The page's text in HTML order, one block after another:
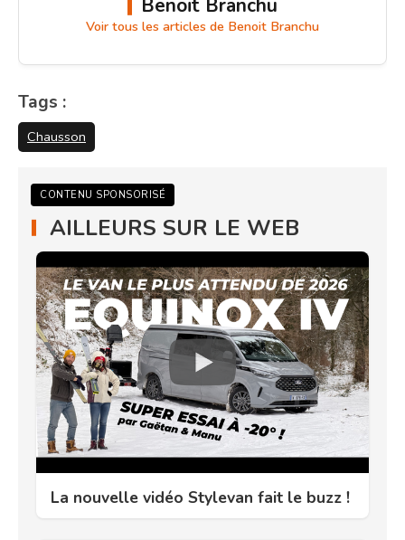
Benoit Branchu
Voir tous les articles de Benoit Branchu
Tags :
Chausson
CONTENU SPONSORISÉ
AILLEURS SUR LE WEB
La nouvelle vidéo Stylevan fait le buzz !